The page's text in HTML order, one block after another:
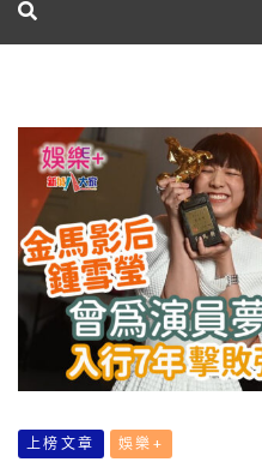
上榜文章 娛樂+